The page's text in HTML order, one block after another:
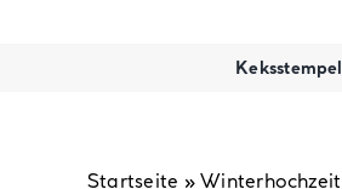
Keksstempel
Startseite »Winterhochzeit